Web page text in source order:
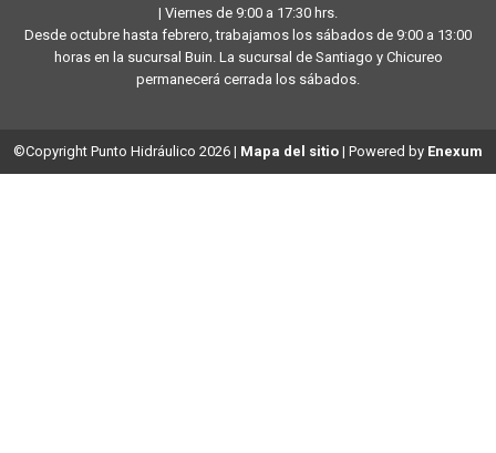
| Viernes de 9:00 a 17:30 hrs.
Desde octubre hasta febrero, trabajamos los sábados de 9:00 a 13:00
horas en la sucursal Buin. La sucursal de Santiago y Chicureo
permanecerá cerrada los sábados.
©Copyright Punto Hidráulico 2026 | Mapa del sitio | Powered by Enexum